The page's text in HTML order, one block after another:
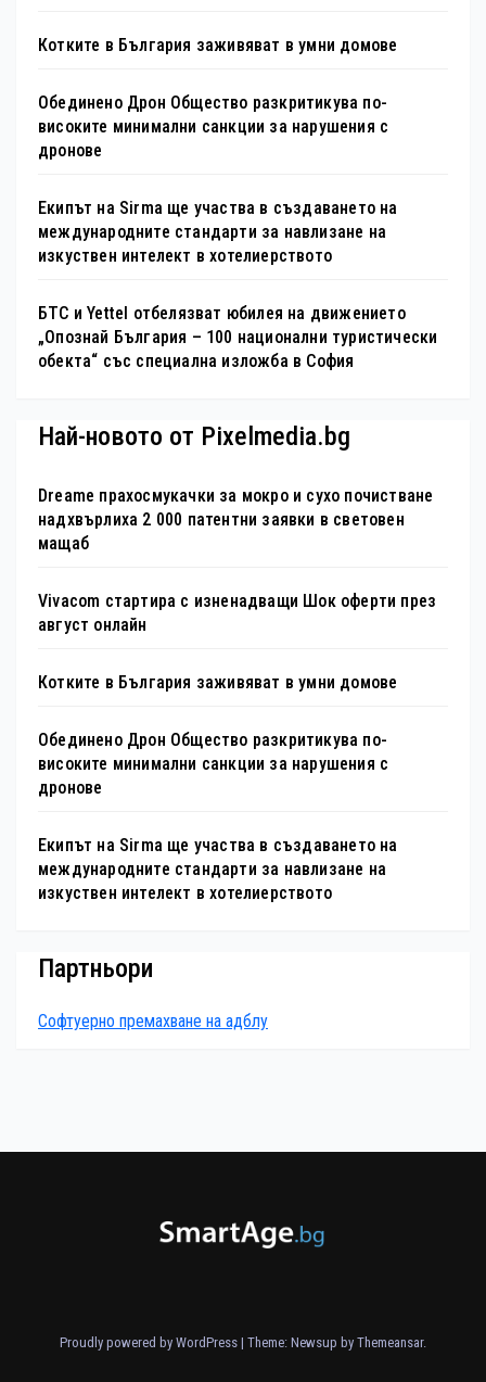
Котките в България заживяват в умни домове
Обединено Дрон Общество разкритикува по-
високите минимални санкции за нарушения с
дронове
Екипът на Sirma ще участва в създаването на
международните стандарти за навлизане на
изкуствен интелект в хотелиерството
БТС и Yettel отбелязват юбилея на движението
„Опознай България – 100 национални туристически
обекта“ със специална изложба в София
Най-новото от Pixelmedia.bg
Dreame прахосмукачки за мокро и сухо почистване
надхвърлиха 2 000 патентни заявки в световен
мащаб
Vivacom стартира с изненадващи Шок оферти през
август онлайн
Котките в България заживяват в умни домове
Обединено Дрон Общество разкритикува по-
високите минимални санкции за нарушения с
дронове
Екипът на Sirma ще участва в създаването на
международните стандарти за навлизане на
изкуствен интелект в хотелиерството
Партньори
Софтуерно премахване на адблу
Proudly powered by WordPress | Theme: Newsup by Themeansar.